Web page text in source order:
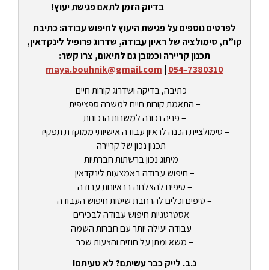
בדיוק הזמן לתאם פגישת יעוץ!
לפרטים נוספים על פגישת היעוץ לחיפוש עבודה: כתיבת
קו”ח, סימולציה של ראיון עבודה, שדרוג פרופיל לינקדאין,
תכנון קריירה וכמובן גם לתיאום, צרו קשר:
054-7380310
|
maya.bouhnik@gmail.com
– כתיבה, בדיקה ושדרוג קורות חיים
– התאמת קורות חיים למשרה ספציפית
– פניה נכונה למשרות הנכונות
– סימולציית הכנה לראיון עבודה אישיותי ממוקדת תפקיד
– תכנון נכון של קריירה
– מיתוג נכון ברשתות חברתיות
– חיפוש עבודה באמצעות לינקדאין
– טיפים להצלחה בראיונות עבודה
– טיפים וכלים להרחבת שיטות חיפוש העבודה
– אסטרטגיות חיפוש עבודה לבכירים
– עבודה יעילה יותר עם חברות השמה
– משא ומתן על חוזים והצעות שכר
נ.ב. לייק כבר עשיתם? לא טעיתם!